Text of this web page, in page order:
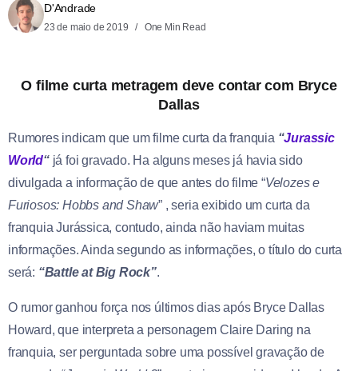
D'Andrade
23 de maio de 2019 One Min Read
O filme curta metragem deve contar com Bryce
Dallas
Rumores indicam que um filme curta da franquia “Jurassic
World“já foi gravado. Ha alguns meses já havia sido
divulgada a informação de que antes do filme “Velozes e
Furiosos: Hobbs and Shaw” , seria exibido um curta da
franquia Jurássica, contudo, ainda não haviam muitas
informações. Ainda segundo as informações, o título do curta
será: “Battle at Big Rock”.
O rumor ganhou força nos últimos dias após Bryce Dallas
Howard, que interpreta a personagem Claire Daring na
franquia, ser perguntada sobre uma possível gravação de